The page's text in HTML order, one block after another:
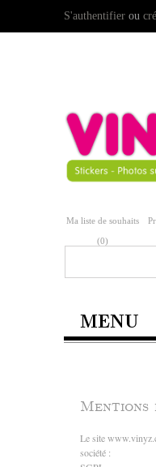
Ma liste de souhaits
(0)
S'authentifier ou
MENU
Mentions
Le site
société :